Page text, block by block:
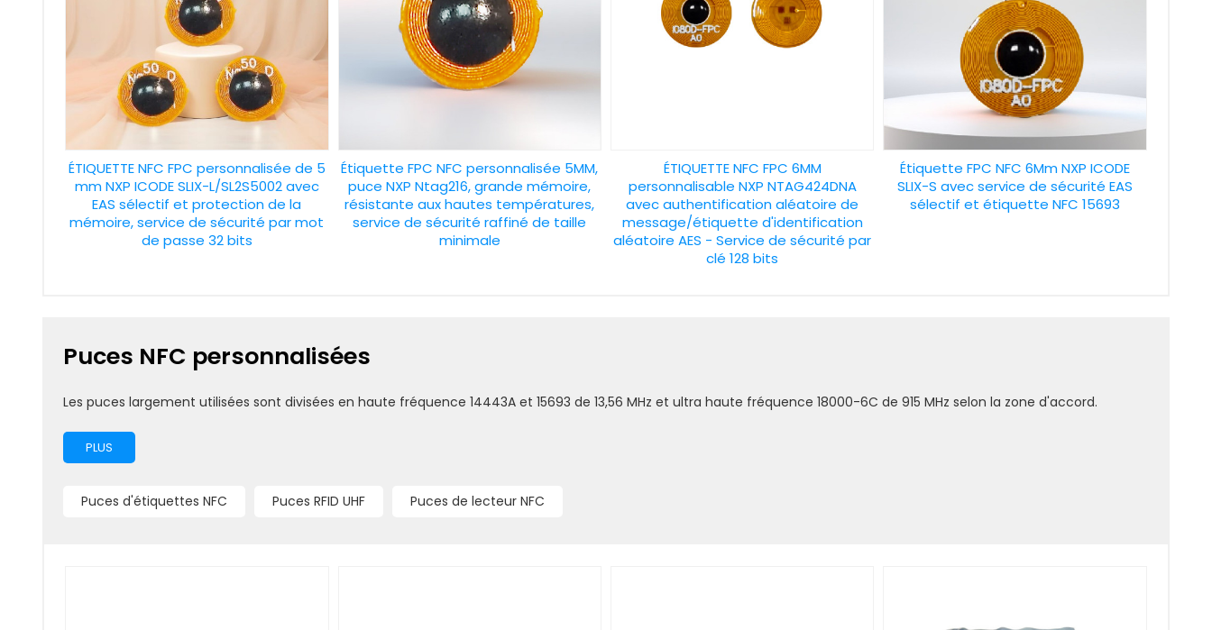
ÉTIQUETTE NFC FPC personnalisée de 5
mm NXP ICODE SLIX-L/SL2S5002 avec
EAS sélectif et protection de la
mémoire, service de sécurité par mot
de passe 32 bits
Étiquette FPC NFC personnalisée 5MM,
puce NXP Ntag216, grande mémoire,
résistante aux hautes températures,
service de sécurité raffiné de taille
minimale
ÉTIQUETTE NFC FPC 6MM
personnalisable NXP NTAG424DNA
avec authentification aléatoire de
message/étiquette d'identification
aléatoire AES - Service de sécurité par
clé 128 bits
Étiquette FPC NFC 6Mm NXP ICODE
SLIX-S avec service de sécurité EAS
sélectif et étiquette NFC 15693
Puces NFC personnalisées
Les puces largement utilisées sont divisées en haute fréquence 14443A et 15693 de 13,56 MHz et ultra haute fréquence 18000-6C de 915 MHz selon la zone d'accord.
PLUS
Puces d'étiquettes NFC Puces RFID UHF Puces de lecteur NFC